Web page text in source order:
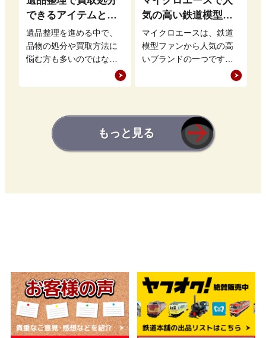
できるアイテムと
は？鉄道グッズを高
く売るポイントも
遺品整理を進める中で、
品物の処分や買取方法に
悩む方も多いのではない
でしょうか。特に、まだ
価値のある品物は適切に
気の高い鉄道模型
は？高価買取の秘訣
も解説
マイクロエースは、鉄道
模型ファンから人気の高
いブランドの一つです。
その精密なデザインや幅
広いラインナップは、初
もっと見る